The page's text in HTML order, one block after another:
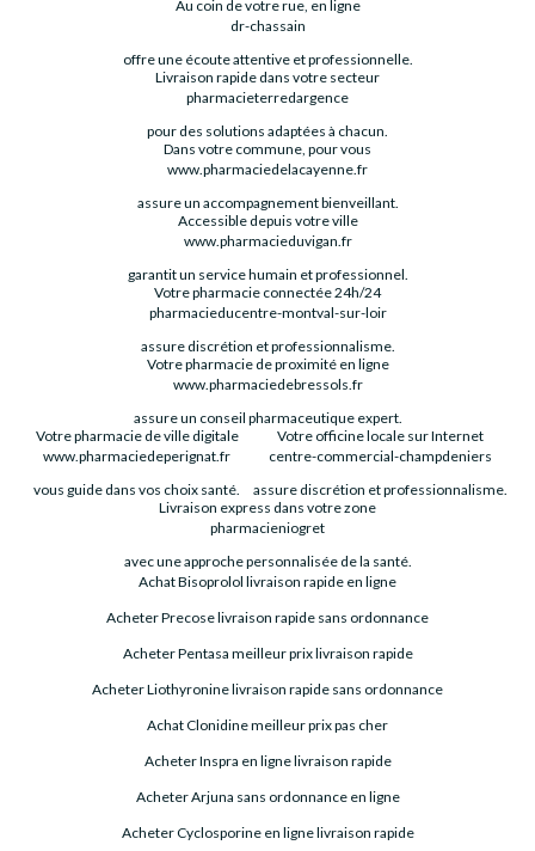
Au coin de votre rue, en ligne
dr-chassain
offre une écoute attentive et professionnelle.
Livraison rapide dans votre secteur
pharmacieterredargence
pour des solutions adaptées à chacun.
Dans votre commune, pour vous
www.pharmaciedelacayenne.fr
assure un accompagnement bienveillant.
Accessible depuis votre ville
www.pharmacieduvigan.fr
garantit un service humain et professionnel.
Votre pharmacie connectée 24h/24
pharmacieducentre-montval-sur-loir
assure discrétion et professionnalisme.
Votre pharmacie de proximité en ligne
www.pharmaciedebressols.fr
assure un conseil pharmaceutique expert.
Votre pharmacie de ville digitale
www.pharmaciedeperignat.fr
vous guide dans vos choix santé.
Votre officine locale sur Internet
centre-commercial-champdeniers
assure discrétion et professionnalisme.
Livraison express dans votre zone
pharmacieniogret
avec une approche personnalisée de la santé.
Achat Bisoprolol livraison rapide en ligne
Acheter Precose livraison rapide sans ordonnance
Acheter Pentasa meilleur prix livraison rapide
Acheter Liothyronine livraison rapide sans ordonnance
Achat Clonidine meilleur prix pas cher
Acheter Inspra en ligne livraison rapide
Acheter Arjuna sans ordonnance en ligne
Acheter Cyclosporine en ligne livraison rapide